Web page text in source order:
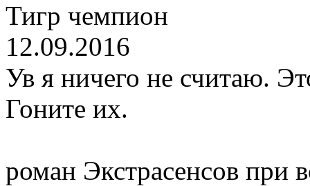
Тигр чемпион
12.09.2016
Ув я ничего не считаю.
Гоните их.
роман Экстрасенсов при